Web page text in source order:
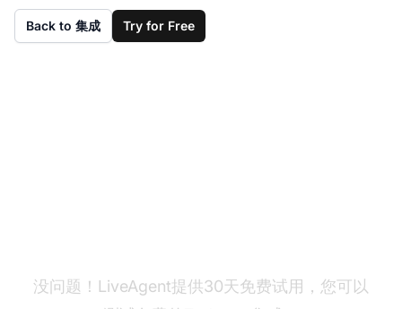
Back to 集成 Try for Free
没问题！LiveAgent提供30天免费试用，您可以